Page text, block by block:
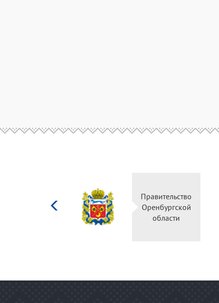
культуры
Российской
Правительство
Оренбургской
области